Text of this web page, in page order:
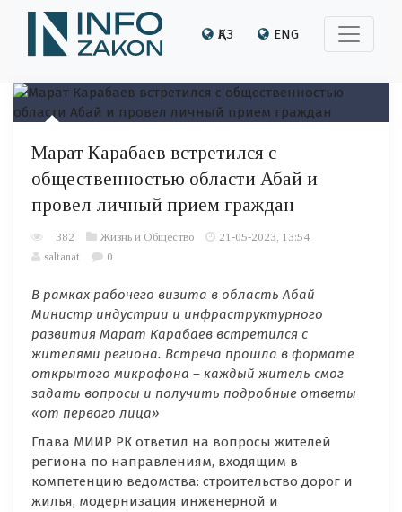
ҚАЗ ENG
Марат Карабаев встретился с
общественностью области Абай и
провел личный прием граждан
382 Жизнь и Общество
21-05-2023, 13:54
saltanat
0
В рамках рабочего визита в область Абай
Министр индустрии и инфраструктурного
развития Марат Карабаев встретился с
жителями региона. Встреча прошла в формате
открытого микрофона – каждый житель смог
задать вопросы и получить подробные ответы
«от первого лица»
Глава МИИР РК ответил на вопросы жителей
региона по направлениям, входящим в
компетенцию ведомства: строительство дорог и
жилья, модернизация инженерной и